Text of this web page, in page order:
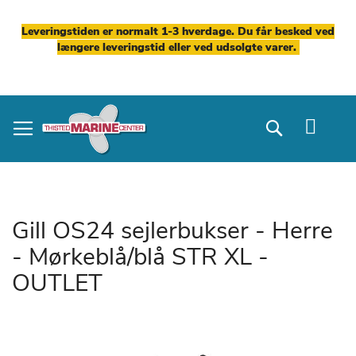
Leveringstiden er normalt 1-3 hverdage. Du får besked ved
længere leveringstid eller ved udsolgte varer.
to
Content
Search
Gill OS24 sejlerbukser - Herre
- Mørkeblå/blå STR XL -
OUTLET